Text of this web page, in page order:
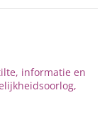
informatie en